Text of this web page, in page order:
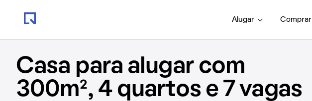
Alugar Comprar
Casa para alugar com
300m², 4 quartos e 7 vagas